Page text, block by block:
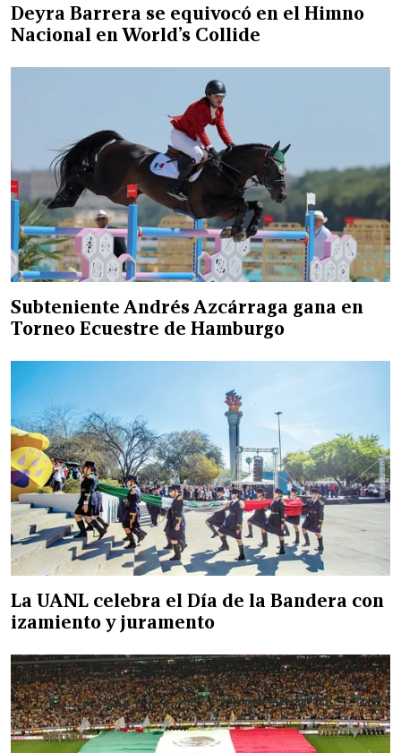
Deyra Barrera se equivocó en el Himno
Nacional en World’s Collide
Subteniente Andrés Azcárraga gana en
Torneo Ecuestre de Hamburgo
La UANL celebra el Día de la Bandera con
izamiento y juramento